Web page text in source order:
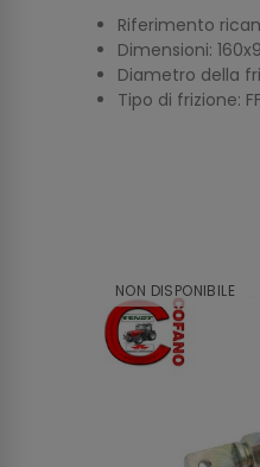
Riferimento
Dimensioni:
Diametro della
Tipo di frizione:
NON DISPONIBILE